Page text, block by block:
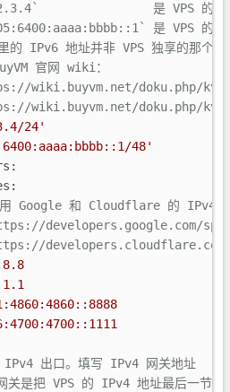
是 VPS 的 IPv4
是 VPS 的
的 IPv6 地址并非 VPS 独享的那个
官网 wiki：
wiki.buyvm.net/doku.php/
wiki.buyvm.net/doku.php/
24'
48'
Google 和 Cloudflare 的 IPv4 /
developers.google.com/
.8
.1
:4860:4860::8888
:4700:4700::1111
出口。填写 IPv4 网关地址
关是把 VPS 的 IPv4 地址最后一节